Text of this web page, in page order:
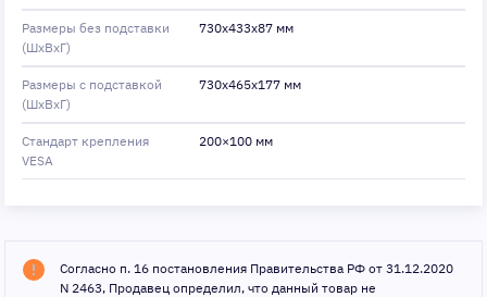
Размеры без подставки
(ШxВxГ)
730x433x87 мм
Размеры с подставкой
(ШxВxГ)
730x465x177 мм
Стандарт крепления
VESA
200×100 мм
Согласно п. 16 постановления Правительства РФ от 31.12.2020
N 2463, Продавец определил, что данный товар не